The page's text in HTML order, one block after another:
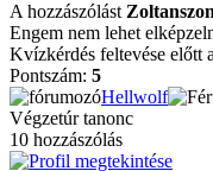
A hozzászólást Zoltanszon
Engem nem lehet
Kvízkérdés feltevése előtt
Pontszám: 5
Hellwolf
Végzetúr tanonc
10 hozzászólás